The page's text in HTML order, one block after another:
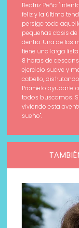
Beatriz Peña:
feliz y la última
persigo todo
pequeñas dosis
dentro. Una de las
tiene una larga
8 horas de
ejercicio suave y
cabello,
Prometo ayudarte
todos buscamos.
viviendo esta
sueño".